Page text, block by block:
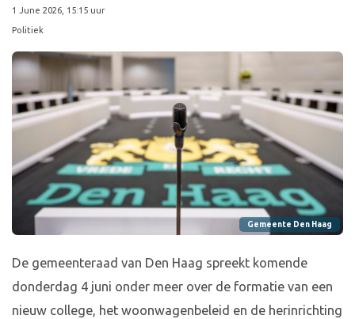
1 June 2026, 15:15 uur
Politiek
Gemeente Den Haag
De gemeenteraad van Den Haag spreekt komende
donderdag 4 juni onder meer over de formatie van een
nieuw college, het woonwagenbeleid en de herinrichting